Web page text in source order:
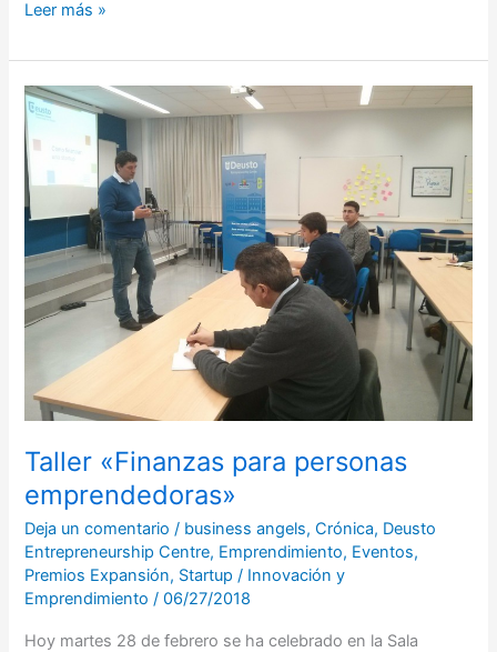
Leer más »
Taller «Finanzas para personas
emprendedoras»
Deja un comentario / business angels,Crónica, Deusto
Entrepreneurship Centre, Emprendimiento, Eventos,
Premios Expansión, Startup / Innovación y
Emprendimiento/06/27/2018
Hoy martes 28 de febrero se ha celebrado en la Sala
Taller
«Finanzas
para
personas
emprendedoras»